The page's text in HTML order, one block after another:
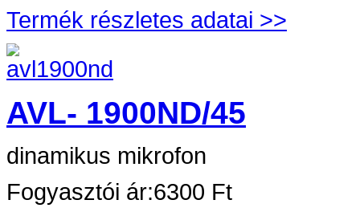
Termék részletes adatai >>
AVL- 1900ND/45
dinamikus mikrofon
Fogyasztói ár:6300 Ft